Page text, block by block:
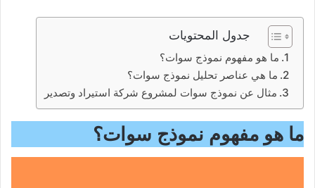
جدول المحتويات
ما هو مفهوم نموذج سوات؟
ما هي عناصر تحليل نموذج سوات؟
مثال عن نموذج سوات لمشروع شركة استيراد وتصدير
ما هو مفهوم نموذج سوات؟